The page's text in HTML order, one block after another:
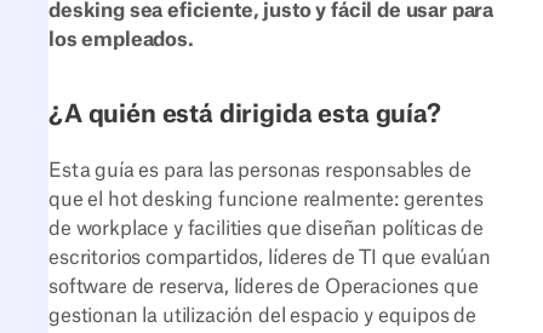
desking sea eficiente, justo y fácil de usar para
los empleados.
¿A quién está dirigida esta guía?
Esta guía es para las personas responsables de
que el hot desking funcione realmente: gerentes
de workplace y facilities que diseñan políticas de
escritorios compartidos, líderes de TI que evalúan
software de reserva, líderes de Operaciones que
gestionan la utilización del espacio y equipos de